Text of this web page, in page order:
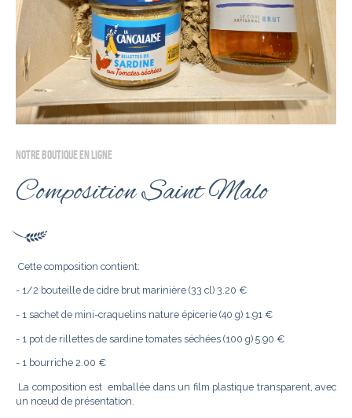
NOTRE BOUTIQUE EN LIGNE
Composition Saint Malo
Cette composition contient:
- 1/2 bouteille de cidre brut marinière (33 cl) 3.20 €
- 1 sachet de mini-craquelins nature épicerie (40 g) 1.91 €
- 1 pot de rillettes de sardine tomates séchées (100 g) 5.90 €
- 1 bourriche 2.00 €
La composition est emballée dans un film plastique transparent, avec
un nœud de présentation.